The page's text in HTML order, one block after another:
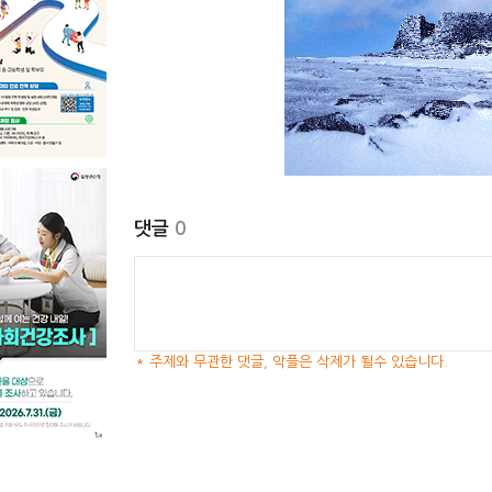
댓글 0
* 주제와 무관한 댓글, 악플은 삭제가 될수 있습니다.